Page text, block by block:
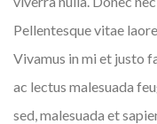
Pellentesque vitae
Vivamus in mi et justo
ac lectus malesuada
sed, malesuada et